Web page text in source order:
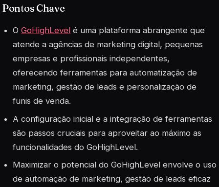
Pontos Chave
OGoHighLevel é uma plataforma abrangente que
atende a agências de marketing digital, pequenas
empresas e profissionais independentes,
oferecendo ferramentas para automatização de
marketing, gestão de leads e personalização de
funis de venda.
A configuração inicial e a integração de ferramentas
são passos cruciais para aproveitar ao máximo as
funcionalidades do GoHighLevel.
Maximizar o potencial do GoHighLevel envolve o uso
de automação de marketing, gestão de leads eficaz